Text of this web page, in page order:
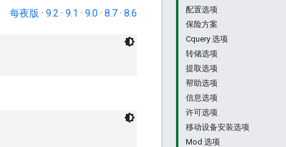
配置选项
保险方案
Cquery 选项
转储选项
提取选项
帮助选项
信息选项
许可选项
移动设备安装选项
Mod 选项
每夜版 · 9.2 · 9.1 · 9.0 · 8.7 · 8.6